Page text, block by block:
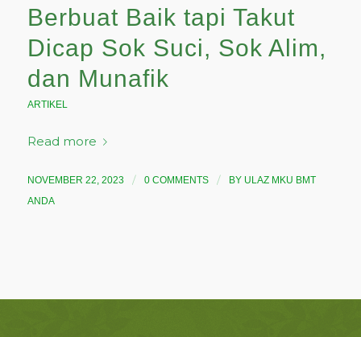
Berbuat Baik tapi Takut
Dicap Sok Suci, Sok Alim,
dan Munafik
ARTIKEL
Read more
NOVEMBER 22, 2023 / 0 COMMENTS / BY ULAZ MKU BMT
ANDA